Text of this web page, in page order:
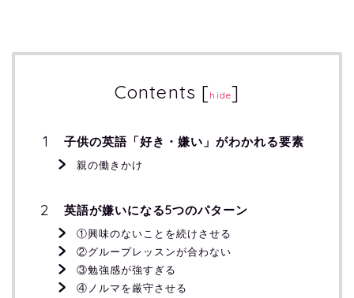
Contents [hide]
子供の英語「好き・嫌い」がわかれる要素
親の働きかけ
英語が嫌いになる5つのパターン
①興味のないことを続けさせる
②グループレッスンが合わない
③勉強感が強すぎる
④ノルマを厳守させる